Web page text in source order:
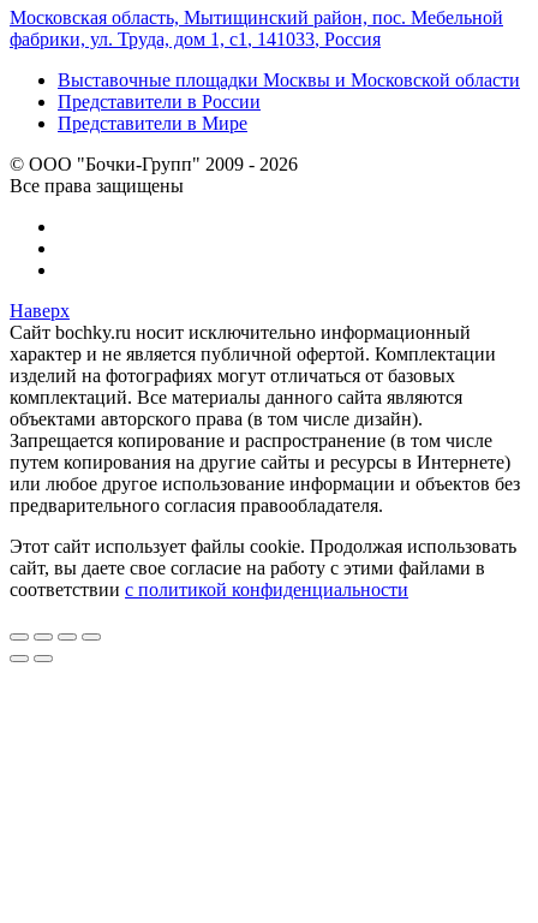
Московская область, Мытищинский район, пос. Мебельной
фабрики, ул. Труда, дом 1, с1 , 141033, Россия
Выставочные площадки Москвы и Московской области
Представители в России
Представители в Мире
© ООО "Бочки-Групп" 2009 - 2026
Все права защищены
Наверх
Сайт bochky.ru носит исключительно информационный
характер и не является публичной офертой. Комплектации
изделий на фотографиях могут отличаться от базовых
комплектаций. Все материалы данного сайта являются
объектами авторского права (в том числе дизайн).
Запрещается копирование и распространение (в том числе
путем копирования на другие сайты и ресурсы в Интернете)
или любое другое использование информации и объектов без
предварительного согласия правообладателя.
Этот сайт использует файлы cookie. Продолжая использовать
сайт, вы даете свое согласие на работу с этими файлами в
соответствии с политикой конфиденциальности